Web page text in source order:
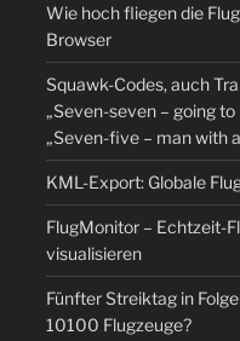
Wie hoch fliegen die
Browser
Squawk-Codes, auch
„Seven-seven – going
„Seven-five – man with
KML-Export: Globale
FlugMonitor – Echtzeit-
visualisieren
Fünfter Streiktag in
10100 Flugzeuge?